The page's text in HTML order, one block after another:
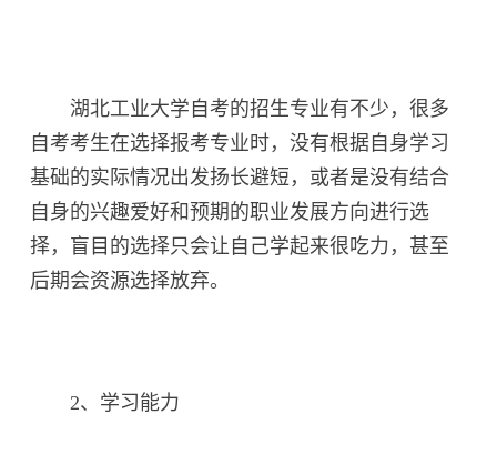
湖北工业大学自考的招生专业有不少，很多
自考考生在选择报考专业时，没有根据自身学习
基础的实际情况出发扬长避短，或者是没有结合
自身的兴趣爱好和预期的职业发展方向进行选
择，盲目的选择只会让自己学起来很吃力，甚至
后期会资源选择放弃。
2、学习能力